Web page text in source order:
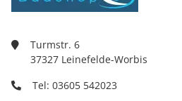
Turmstr. 6
37327 Leinefelde-Worbis
Tel: 03605 542023